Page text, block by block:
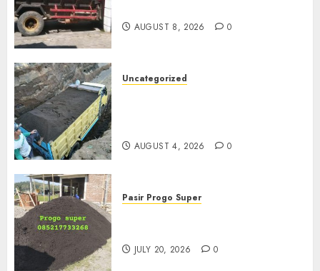
AUGUST 8, 2026 0
Uncategorized
AUGUST 4, 2026 0
Pasir Progo Super
JULY 20, 2026 0